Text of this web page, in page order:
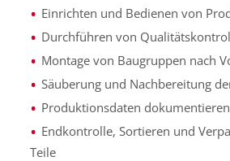
Einrichten und Bedienen von
Durchführen von
Montage von Baugruppen nach
Säuberung und Nachbereitung
Produktionsdaten dokumentieren
Endkontrolle, Sortieren und
Teile